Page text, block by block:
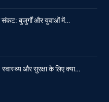
संकट: बुजुर्गों और युवाओं में…
और सुरक्षा के लिए क्या…